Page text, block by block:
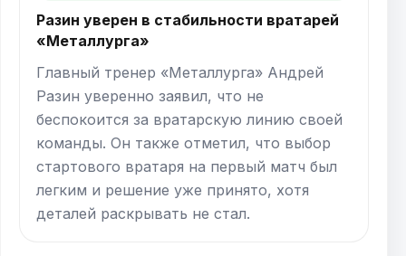
Разин уверен в стабильности вратарей
«Металлурга»
Главный тренер «Металлурга» Андрей
Разин уверенно заявил, что не
беспокоится за вратарскую линию своей
команды. Он также отметил, что выбор
стартового вратаря на первый матч был
легким и решение уже принято, хотя
деталей раскрывать не стал.